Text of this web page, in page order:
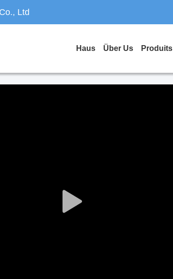
Ltd
Haus Über Us Produits
Play